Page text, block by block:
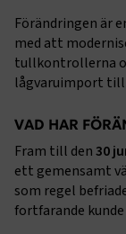
Förändringen är
med att
tullkontrollerna
lågvaruimport till
VAD HAR
Fram till den30
ett gemensamt
som regel
fortfarande